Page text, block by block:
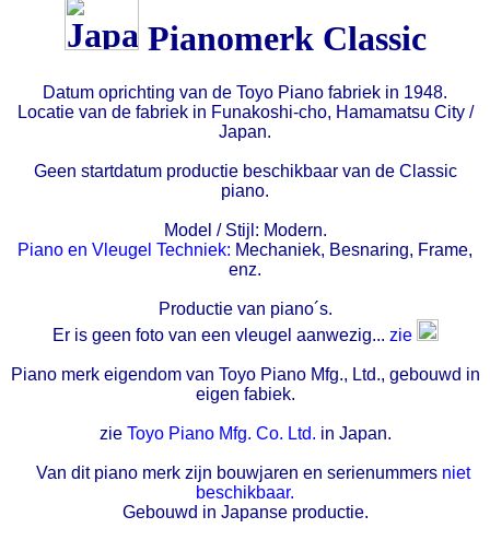
Pianomerk Classic
Datum oprichting van de Toyo Piano fabriek in 1948.
Locatie van de fabriek in Funakoshi-cho, Hamamatsu City /
Japan.
Geen startdatum productie beschikbaar van de Classic
piano.
Model / Stijl: Modern.
Piano en Vleugel Techniek: Mechaniek, Besnaring, Frame,
enz.
Productie van piano´s.
Er is geen foto van een vleugel aanwezig... zie
Piano merk eigendom van Toyo Piano Mfg., Ltd., gebouwd in
eigen fabiek.
zie Toyo Piano Mfg. Co. Ltd. in Japan.
Van dit piano merk zijn bouwjaren en serienummers niet
beschikbaar.
Gebouwd in Japanse productie.